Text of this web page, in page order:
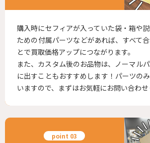
購入時にセフィアが入っていた袋・箱や
ための付属パーツなどがあれば、すべて
とで買取価格アップにつながります。
また、カスタム後のお品物は、ノーマル
に出すこともおすすめします！パーツの
いますので、まずはお気軽にお問い合わせ